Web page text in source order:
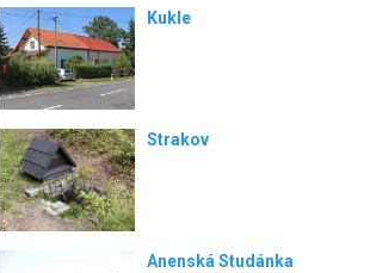
Kukle
Strakov
Anenská Studánka